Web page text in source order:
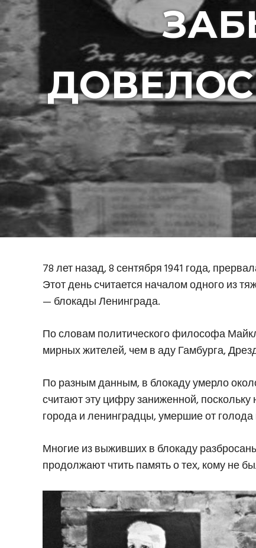
78 лет назад, 8 сентября 1941 года,
Этот день считается началом одного из
— блокады Ленинграда.
По словам политического философа
мирных жителей, чем в аду Гамбурга,
По разным данным, в блокаду умерло
считают эту цифру заниженной,
города и ленинградцы, умершие от голода
Многие из выживших в блокаду
продолжают чтить память о тех, кому не